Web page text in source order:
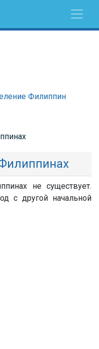
Филиппин
не существует.
с другой начальной